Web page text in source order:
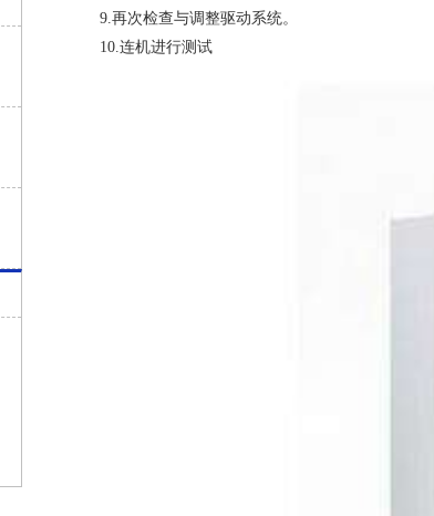
9.再次检查与调整驱动系统。
10.连机进行测试